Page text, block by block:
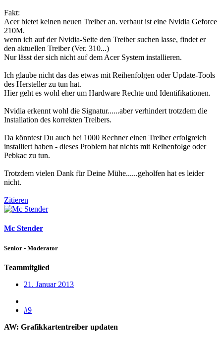
Fakt:
Acer bietet keinen neuen Treiber an. verbaut ist eine Nvidia Geforce
210M.
wenn ich auf der Nvidia-Seite den Treiber suchen lasse, findet er
den aktuellen Treiber (Ver. 310...)
Nur lässt der sich nicht auf dem Acer System installieren.
Ich glaube nicht das das etwas mit Reihenfolgen oder Update-Tools
des Hersteller zu tun hat.
Hier geht es wohl eher um Hardware Rechte und Identifikationen.
Nvidia erkennt wohl die Signatur......aber verhindert trotzdem die
Installation des korrekten Treibers.
Da könntest Du auch bei 1000 Rechner einen Treiber erfolgreich
installiert haben - dieses Problem hat nichts mit Reihenfolge oder
Pebkac zu tun.
Trotzdem vielen Dank für Deine Mühe......geholfen hat es leider
nicht.
Zitieren
Mc Stender
Senior - Moderator
Teammitglied
21. Januar 2013
#9
AW: Grafikkartentreiber updaten